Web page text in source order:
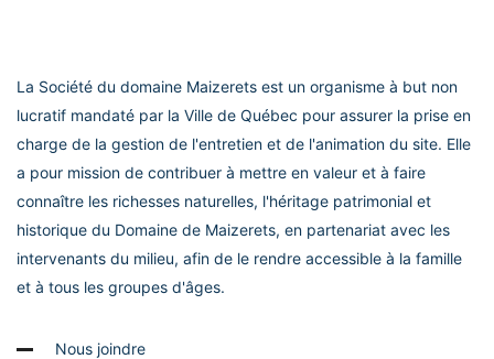
La Société du domaine Maizerets est un organisme à but non
lucratif mandaté par la Ville de Québec pour assurer la prise en
charge de la gestion de l'entretien et de l'animation du site. Elle
a pour mission de contribuer à mettre en valeur et à faire
connaître les richesses naturelles, l'héritage patrimonial et
historique du Domaine de Maizerets, en partenariat avec les
intervenants du milieu, afin de le rendre accessible à la famille
et à tous les groupes d'âges.
Nous joindre